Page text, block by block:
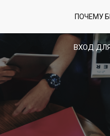
ВХОД
ПОЧЕМУ